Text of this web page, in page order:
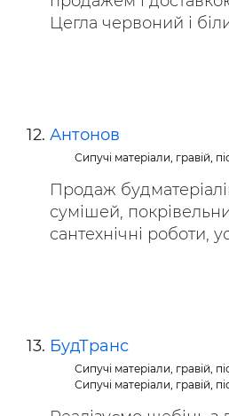
Цегла червоний і
Антонов
Сипучі матеріали, гравій,
Продаж
сумішей,
сантехнічні роботи,
БудТранс
Сипучі матеріали, гравій,
Сипучі матеріали, гравій,